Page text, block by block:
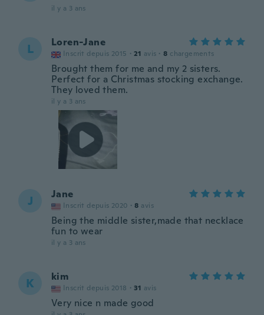
il y a 3 ans
L Loren-Jane
Inscrit depuis 2015 · 21 avis · 8 chargements
Brought them for me and my 2 sisters.
Perfect for a Christmas stocking exchange.
They loved them.
il y a 3 ans
J Jane
Inscrit depuis 2020 · 8 avis
Being the middle sister,made that necklace
fun to wear
il y a 3 ans
K kim
Inscrit depuis 2018 · 31 avis
Very nice n made good